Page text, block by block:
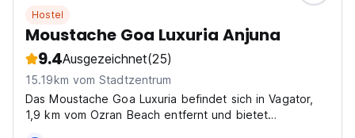
Hostel
Moustache Goa Luxuria Anjuna
9.4Ausgezeichnet(25)
15.19km vom Stadtzentrum
Das Moustache Goa Luxuria befindet sich in Vagator,
1,9 km vom Ozran Beach entfernt und bietet